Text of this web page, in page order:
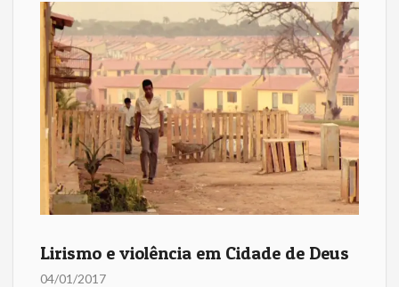
Lirismo e violência em Cidade de Deus
04/01/2017